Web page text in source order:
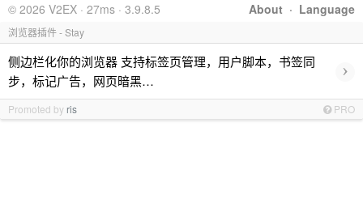
About · Language
© 2026 V2EX · 27ms · 3.9.8.5
浏览器插件 - Stay
侧边栏化你的浏览器 支持标签页管理，用户脚本，书签同
步，标记广告，网页暗黑…
›
Promoted by ris PRO